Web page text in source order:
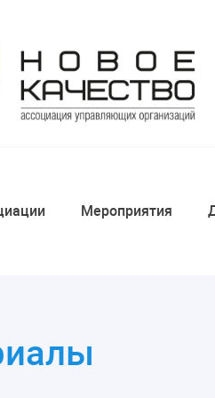
Мероприятия